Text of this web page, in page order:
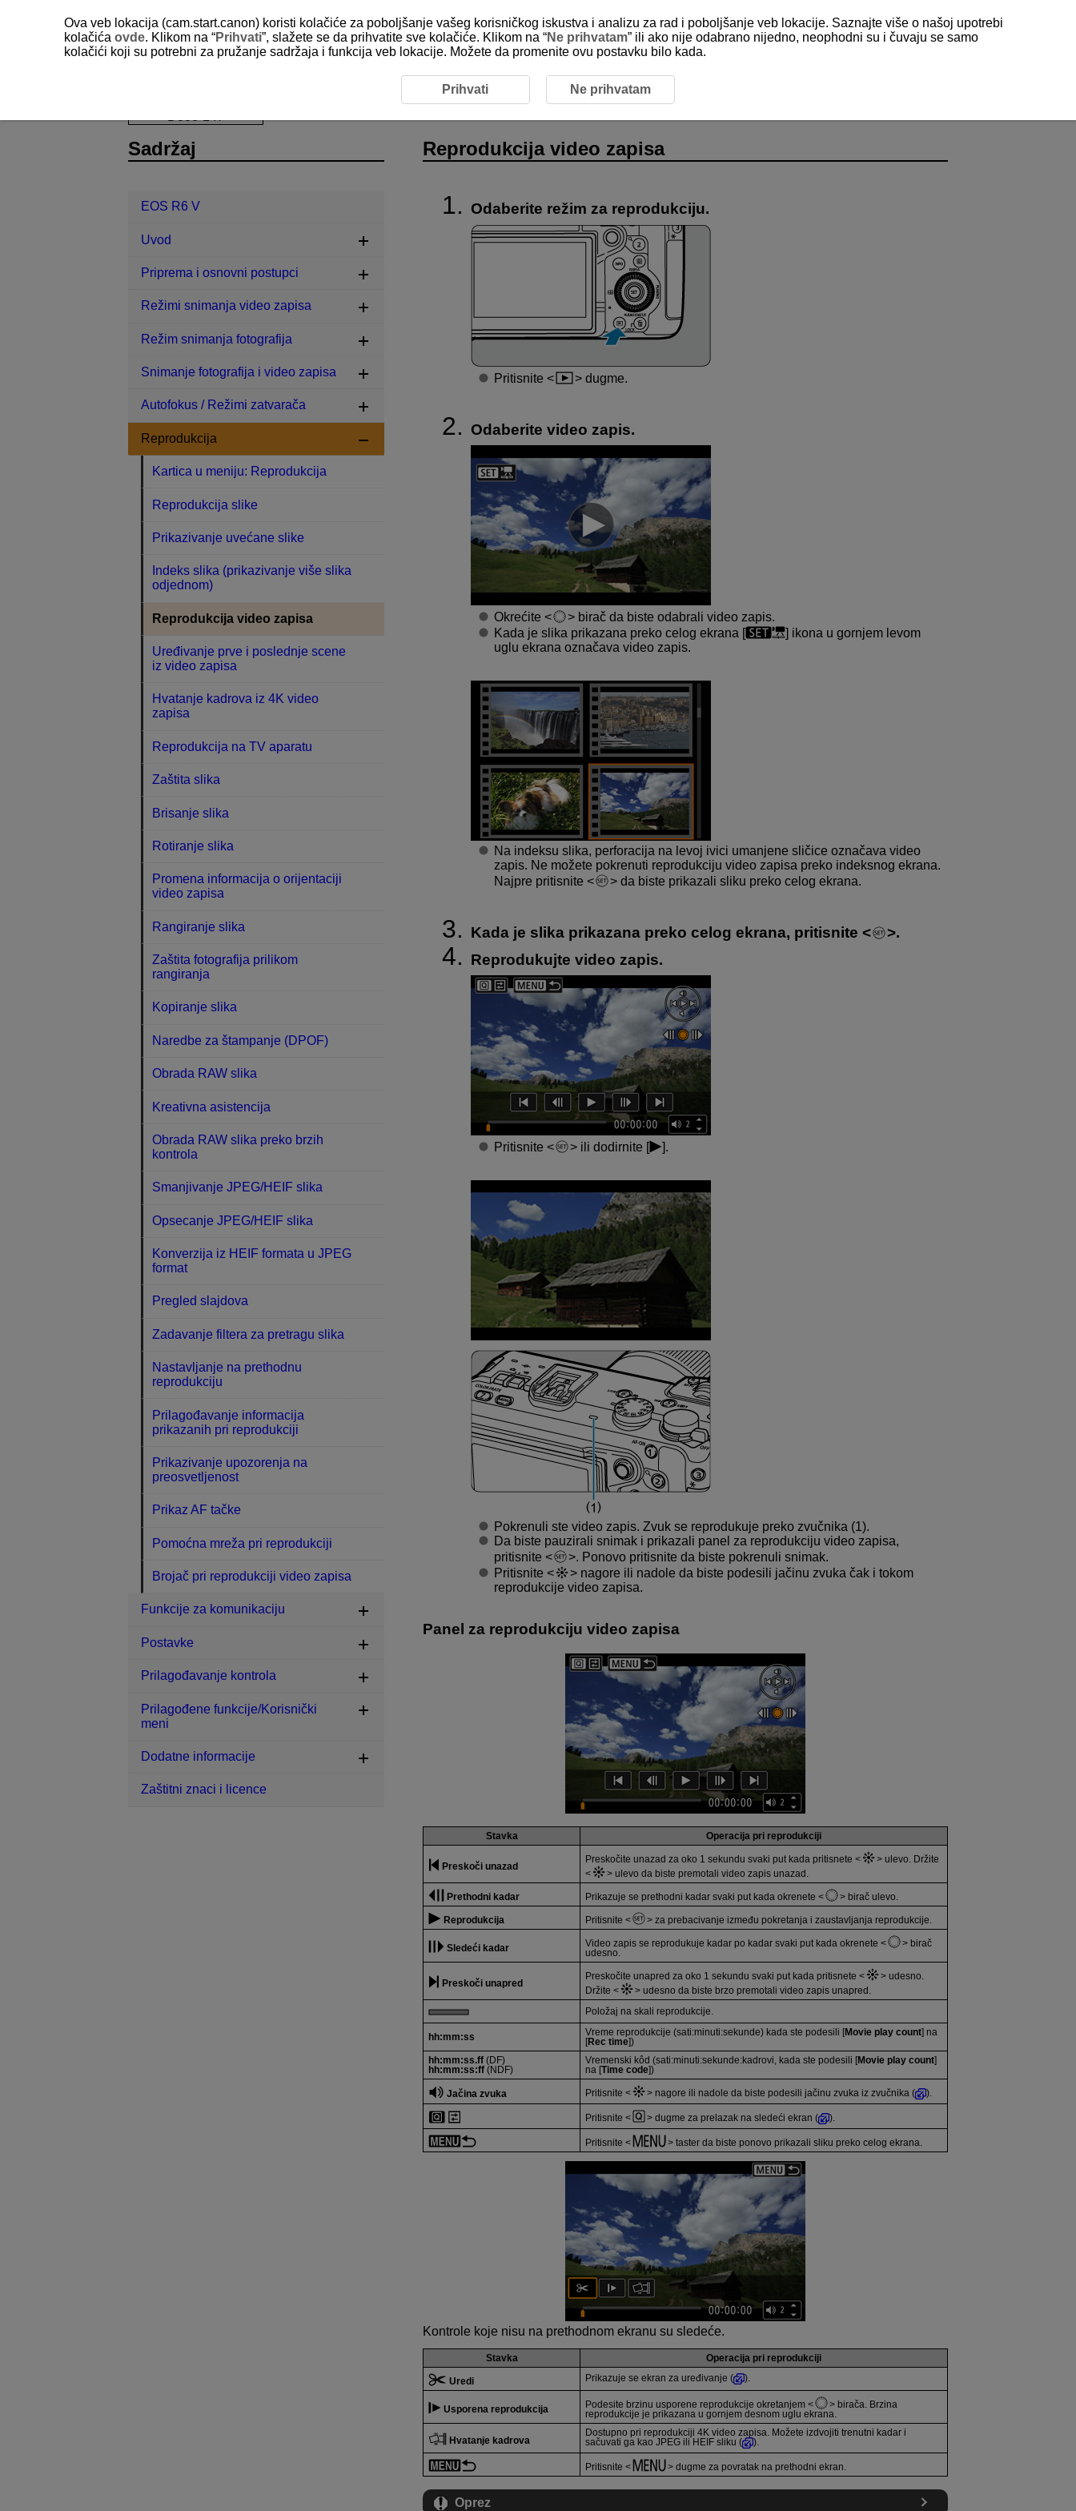
Reprodukcija video zapisa
Reprodukcija video zapisa
Odaberite režim za reprodukciju.
Pritisnite dugme.
Odaberite video zapis.
Okrećite
birač da biste odabrali video zapis.
Kada je slika prikazana preko celog ekrana [
] ikona u gornjem levom
uglu ekrana označava video zapis.
Na indeksu slika, perforacija na levoj ivici umanjene sličice označava video
zapis. Ne možete pokrenuti reprodukciju video zapisa preko indeksnog ekrana.
Najpre pritisnite
da biste prikazali sliku preko celog ekrana.
Kada je slika prikazana preko celog ekrana, pritisnite
.
Reprodukujte video zapis.
Pritisnite ili dodirnite [ ].
Pokrenuli ste video zapis. Zvuk se reprodukuje preko zvučnika (1).
Da biste pauzirali snimak i prikazali panel za reprodukciju video zapisa,
pritisnite
. Ponovo pritisnite da biste pokrenuli snimak.
Pritisnite
nagore ili nadole da biste podesili jačinu zvuka čak i tokom
reprodukcije video zapisa.
Panel za reprodukciju video zapisa
Stavka Operacija pri reprodukciji
Preskoči unazad
Preskočite unazad za oko 1 sekundu svaki put kada pritisnete
ulevo. Držite
ulevo da biste premotali video zapis unazad.
Prethodni kadar Prikazuje se prethodni kadar svaki put kada okrenete birač ulevo.
Reprodukcija Pritisnite za prebacivanje između pokretanja i zaustavljanja reprodukcije.
Sledeći kadar Video zapis se reprodukuje kadar po kadar svaki put kada okrenete
birač
udesno.
Preskoči unapred
Preskočite unapred za oko 1 sekundu svaki put kada pritisnete
udesno.
Držite
udesno da biste brzo premotali video zapis unapred.
Položaj na skali reprodukcije.
hh:mm:ss Vreme reprodukcije (sati:minuti:sekunde) kada ste podesili [Movie play count] na
[Rec time])
hh:mm:ss.ff(DF)
hh:mm:ss:ff(NDF)
Vremenski kôd (sati:minuti:sekunde:kadrovi, kada ste podesili [Movie play count]
na [Time code])
Jačina zvuka Pritisnite nagore ili nadole da biste podesili jačinu zvuka iz zvučnika ( ).
Pritisnite dugme za prelazak na sledeći ekran ( ).
Pritisnite taster da biste ponovo prikazali sliku preko celog ekrana.
Kontrole koje nisu na prethodnom ekranu su sledeće.
Stavka Operacija pri reprodukciji
Uredi Prikazuje se ekran za uređivanje ( ).
Usporena reprodukcija Podesite brzinu usporene reprodukcije okretanjem
birača. Brzina
reprodukcije je prikazana u gornjem desnom uglu ekrana.
Hvatanje kadrova
Dostupno pri reprodukciji 4K video zapisa. Možete izdvojiti trenutni kadar i
sačuvati ga kao JPEG ili HEIF sliku (
).
Pritisnite dugme za povratak na prethodni ekran.
Oprez
Sadržaj
EOS R6 V
Uvod
Priprema i osnovni postupci
Režimi snimanja video zapisa
Režim snimanja fotografija
Snimanje fotografija i video zapisa
Autofokus / Režimi zatvarača
Reprodukcija
Kartica u meniju: Reprodukcija
Reprodukcija slike
Prikazivanje uvećane slike
Indeks slika (prikazivanje više slika
odjednom)
Reprodukcija video zapisa
Uređivanje prve i poslednje scene
iz video zapisa
Hvatanje kadrova iz 4K video
zapisa
Reprodukcija na TV aparatu
Zaštita slika
Brisanje slika
Rotiranje slika
Promena informacija o orijentaciji
video zapisa
Rangiranje slika
Zaštita fotografija prilikom
rangiranja
Kopiranje slika
Naredbe za štampanje (DPOF)
Obrada RAW slika
Kreativna asistencija
Obrada RAW slika preko brzih
kontrola
Smanjivanje JPEG/HEIF slika
Opsecanje JPEG/HEIF slika
Konverzija iz HEIF formata u JPEG
format
Pregled slajdova
Zadavanje filtera za pretragu slika
Nastavljanje na prethodnu
reprodukciju
Prilagođavanje informacija
prikazanih pri reprodukciji
Prikazivanje upozorenja na
preosvetljenost
Prikaz AF tačke
Pomoćna mreža pri reprodukciji
Brojač pri reprodukciji video zapisa
Funkcije za komunikaciju
Postavke
Prilagođavanje kontrola
Prilagođene funkcije/Korisnički
meni
Dodatne informacije
Zaštitni znaci i licence
Ova veb lokacija (cam.start.canon) koristi kolačiće za poboljšanje vašeg korisničkog iskustva i analizu za rad i poboljšanje veb lokacije. Saznajte više o našoj upotrebi
kolačića ovde. Klikom na “Prihvati”, slažete se da prihvatite sve kolačiće. Klikom na “Ne prihvatam” ili ako nije odabrano nijedno, neophodni su i čuvaju se samo
kolačići koji su potrebni za pružanje sadržaja i funkcija veb lokacije. Možete da promenite ovu postavku bilo kada.
Prihvati Ne prihvatam